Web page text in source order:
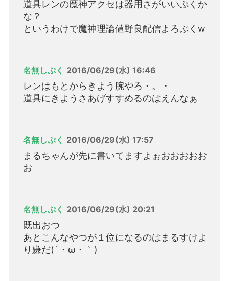
道具レンの魔神アクセは器用さがいいぷくか
な？
というわけで魔神理論値野良配信よろぷくw
名無しぷく 2016/06/29(水) 16:46
レンはもとからきよう腕やろ・。・
道具にきようさあげすすめるのはえんなぁ
名無しぷく 2016/06/29(水) 17:57
まるちゃんが先に書いてますよぉおおおおお
お
名無しぷく 2016/06/29(水) 20:21
既出おつ
あとこんなやつが１位になるのはまるすけよ
り嫌だ(´・ω・｀)